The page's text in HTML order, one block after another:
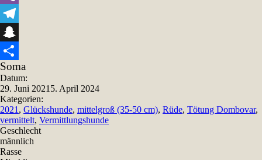
Viber
Telegram
Snapchat
Teilen
Soma
Datum:
29. Juni 2021 5. April 2024
Kategorien:
2021 , Glückshunde, mittelgroß (35-50 cm), Rüde, Tötung Dombovar,
vermittelt, Vermittlungshunde
Geschlecht
männlich
Rasse